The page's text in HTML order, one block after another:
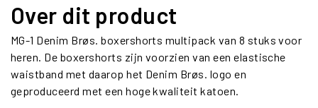
Over dit product
MG-1 Denim Brøs. boxershorts multipack van 8 stuks voor
heren. De boxershorts zijn voorzien van een elastische
waistband met daarop het Denim Brøs. logo en
geproduceerd met een hoge kwaliteit katoen.